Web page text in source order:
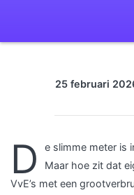
25 februari
D
e slimme meter is
Maar hoe zit dat
VvE’s met een